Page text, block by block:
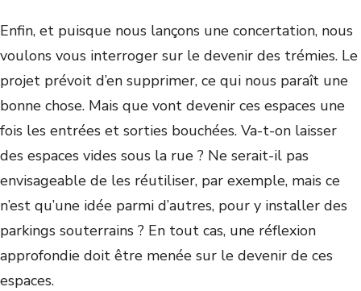
Enfin, et puisque nous lançons une concertation, nous
voulons vous interroger sur le devenir des trémies. Le
projet prévoit d’en supprimer, ce qui nous paraît une
bonne chose. Mais que vont devenir ces espaces une
fois les entrées et sorties bouchées. Va-t-on laisser
des espaces vides sous la rue ? Ne serait-il pas
envisageable de les réutiliser, par exemple, mais ce
n’est qu’une idée parmi d’autres, pour y installer des
parkings souterrains ? En tout cas, une réflexion
approfondie doit être menée sur le devenir de ces
espaces.